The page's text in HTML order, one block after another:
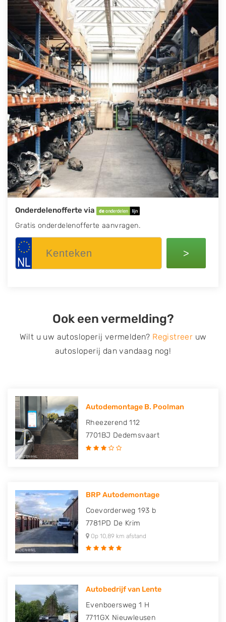
Onderdelenofferte via
Gratis onderdelenofferte aanvragen.
>
Ook een vermelding?
Wilt u uw autosloperij vermelden? Registreer uw
autosloperij dan vandaag nog!
Autodemontage B. Poolman
Rheezerend 112
7701BJ Dedemsvaart
BRP Autodemontage
Coevorderweg 193 b
7781PD De Krim
Op 10,89 km afstand
Autobedrijf van Lente
Evenboersweg 1 H
7711GX Nieuwleusen